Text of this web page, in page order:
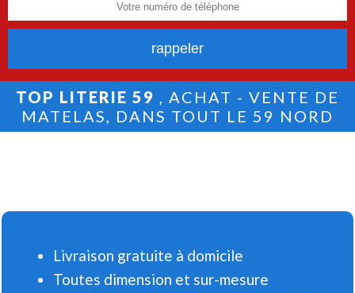
TOP LITERIE 59 , ACHAT - VENTE DE
MATELAS, DANS TOUT LE 59 NORD
Livraison gratuite à domicile
Toutes dimension et sur-mesure